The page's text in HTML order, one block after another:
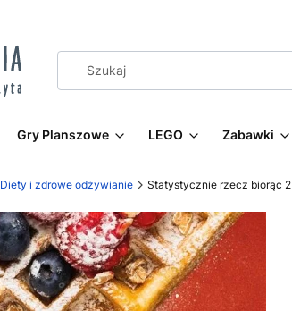
Gry Planszowe LEGO Zabawki
Diety i zdrowe odżywianie Statystycznie rzecz biorąc 2